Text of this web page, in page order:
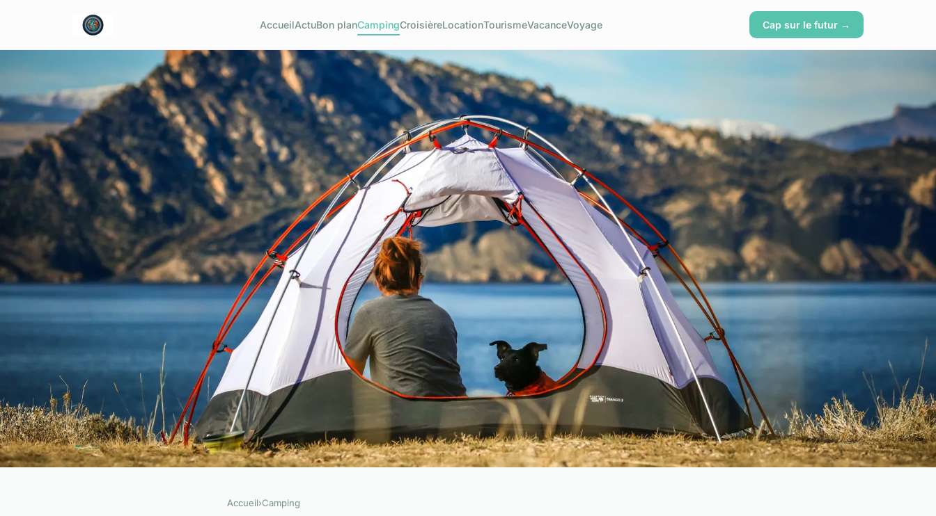
AccueilActuBon planCampingCroisièreLocationTourismeVacanceVoyage Cap sur le futur →
Accueil›Camping